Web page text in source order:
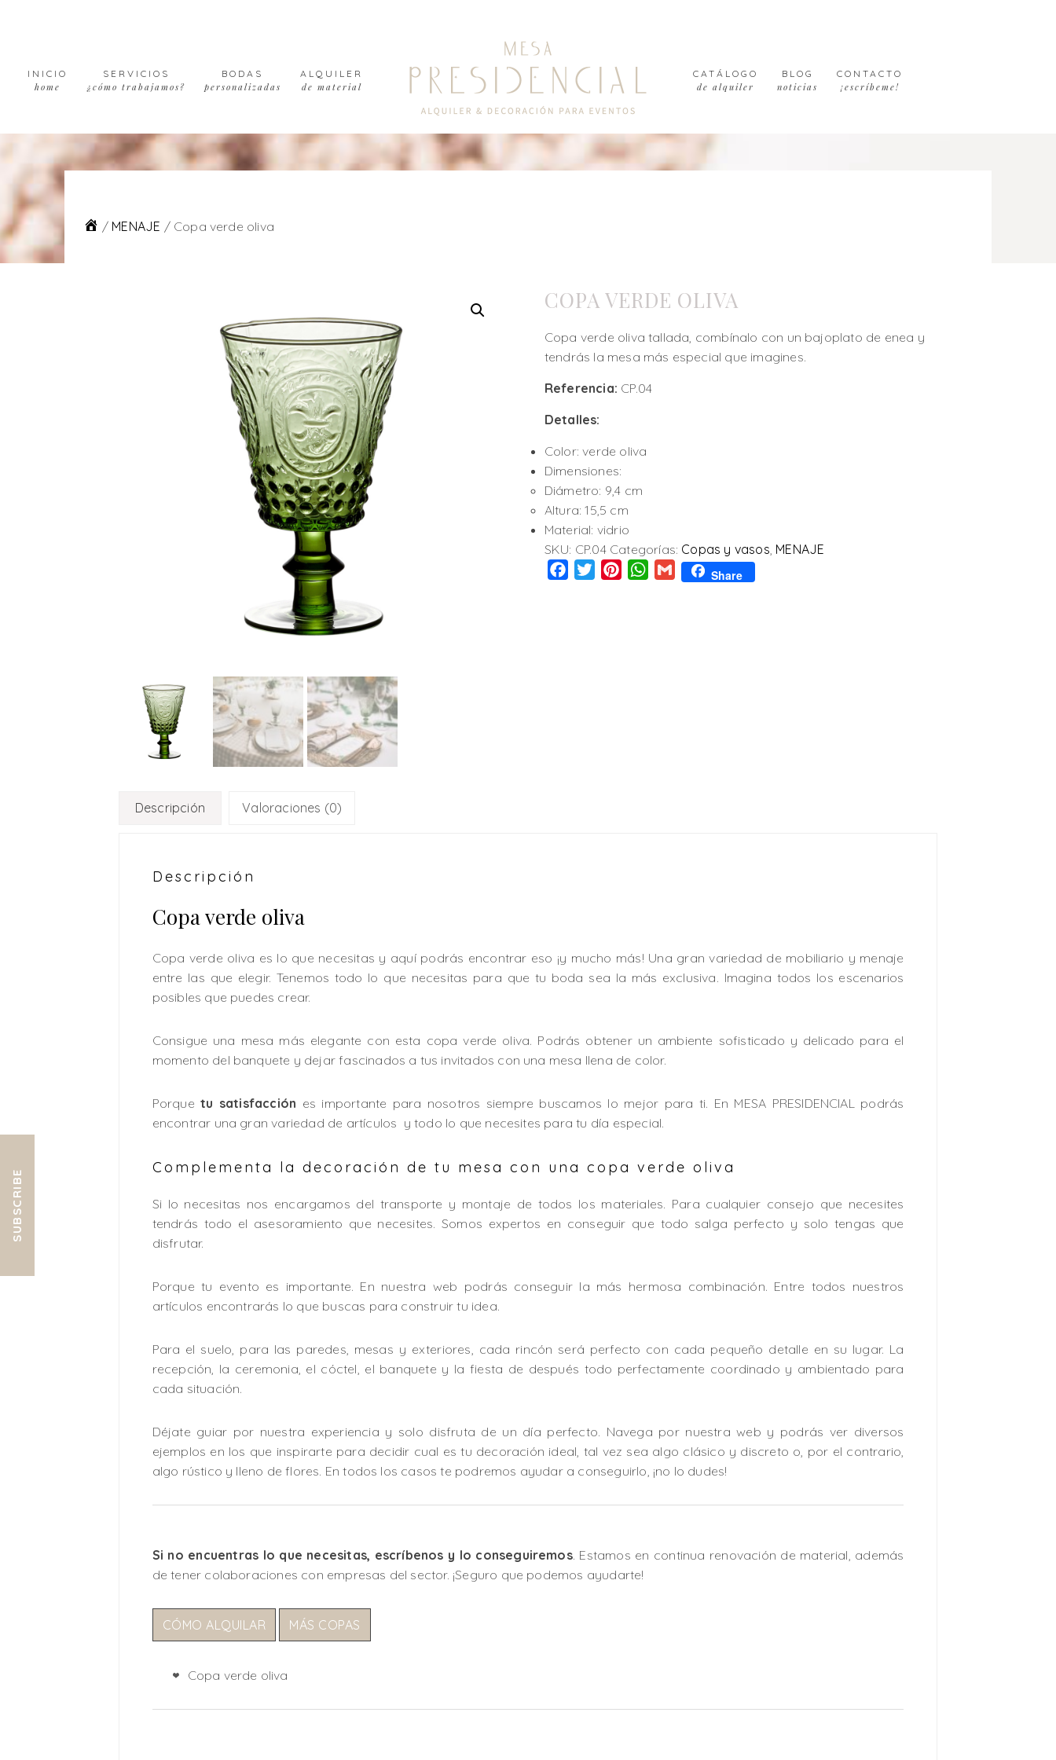
navigation
contentINICIO
home
SERVICIOS
¿cómo trabajamos?
BODAS
personalizadas
ALQUILER
de material
CATÁLOGO
de alquiler
BLOG
noticias
CONTACTO
¡escríbeme!
/ MENAJE /Copa verde oliva
COPA VERDE OLIVA
Copa verde oliva tallada, combínalo con un bajoplato de enea y
tendrás la mesa más especial que imagines.
Referencia: CP.04
Detalles:
Color: verde oliva
Dimensiones:
Diámetro: 9,4 cm
Altura: 15,5 cm
Material: vidrio
SKU: CP.04 Categorías: Copas y vasos MENAJE
Facebook
TwitterPinterestWhatsApp
Gmail Share
Descripción Valoraciones (0)
Descripción
Copa verde oliva
Copa verde oliva es lo que necesitas y aquí podrás encontrar eso ¡y mucho más! Una gran variedad de mobiliario y menaje
entre las que elegir. Tenemos todo lo que necesitas para que tu boda sea la más exclusiva. Imagina todos los escenarios
posibles que puedes crear.
Consigue una mesa más elegante con esta copa verde oliva. Podrás obtener un ambiente sofisticado y delicado para el
momento del banquete y dejar fascinados a tus invitados con una mesa llena de color.
Porquetu satisfacción es importante para nosotros siempre buscamos lo mejor para ti. En MESA PRESIDENCIAL podrás
encontrar una gran variedad de artículos y todo lo que necesites para tu día especial.
Complementa la decoración de tu mesa con una copa verde oliva
Si lo necesitas nos encargamos del transporte y montaje de todos los materiales. Para cualquier consejo que necesites
tendrás todo el asesoramiento que necesites. Somos expertos en conseguir que todo salga perfecto y solo tengas que
disfrutar.
Porque tu evento es importante. En nuestra web podrás conseguir la más hermosa combinación. Entre todos nuestros
artículos encontrarás lo que buscas para construir tu idea.
Para el suelo, para las paredes, mesas y exteriores, cada rincón será perfecto con cada pequeño detalle en su lugar. La
recepción, la ceremonia, el cóctel, el banquete y la fiesta de después todo perfectamente coordinado y ambientado para
cada situación.
Déjate guiar por nuestra experiencia y solo disfruta de un día perfecto. Navega por nuestra web y podrás ver diversos
ejemplos en los que inspirarte para decidir cual es tu decoración ideal, tal vez sea algo clásico y discreto o, por el contrario,
algo rústico y lleno de flores. En todos los casos te podremos ayudar a conseguirlo, ¡no lo dudes!
Si no encuentras lo que necesitas, escríbenos y lo conseguiremos. Estamos en continua renovación de material, además
de tener colaboraciones con empresas del sector. ¡Seguro que podemos ayudarte!
CÓMO ALQUILAR MÁS COPAS
Copa verde oliva
SUBSCRIBE